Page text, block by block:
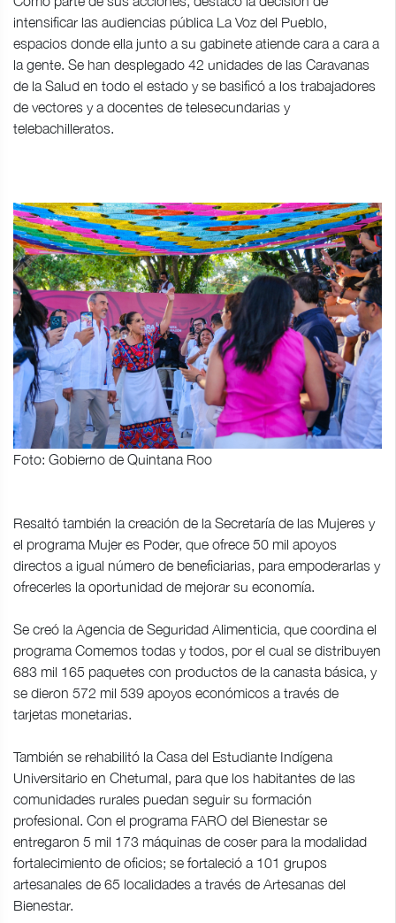
intensificar las audiencias pública La Voz del Pueblo,
espacios donde ella junto a su gabinete atiende cara a cara a
la gente. Se han desplegado 42 unidades de las Caravanas
de la Salud en todo el estado y se basificó a los trabajadores
de vectores y a docentes de telesecundarias y
telebachilleratos.
Foto: Gobierno de Quintana Roo
Resaltó también la creación de la Secretaría de las Mujeres y
el programa Mujer es Poder, que ofrece 50 mil apoyos
directos a igual número de beneficiarias, para empoderarlas y
ofrecerles la oportunidad de mejorar su economía.
Se creó la Agencia de Seguridad Alimenticia, que coordina el
programa Comemos todas y todos, por el cual se distribuyen
683 mil 165 paquetes con productos de la canasta básica, y
se dieron 572 mil 539 apoyos económicos a través de
tarjetas monetarias.
También se rehabilitó la Casa del Estudiante Indígena
Universitario en Chetumal, para que los habitantes de las
comunidades rurales puedan seguir su formación
profesional. Con el programa FARO del Bienestar se
entregaron 5 mil 173 máquinas de coser para la modalidad
fortalecimiento de oficios; se fortaleció a 101 grupos
artesanales de 65 localidades a través de Artesanas del
Bienestar.